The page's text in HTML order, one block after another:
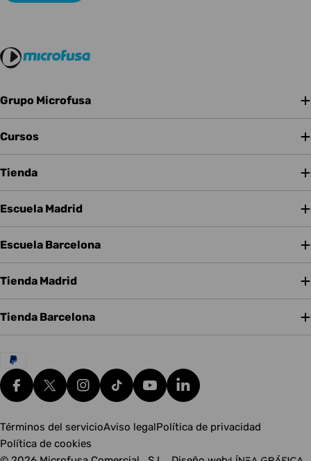
Grupo Microfusa
Cursos
Tienda
Escuela Madrid
Escuela Barcelona
Tienda Madrid
Tienda Barcelona
Métodos
de
pagoFacebookX (Twitter)Instagram
tiktok YouTubeTranslation missing:
Términos del servicioAviso legalPolítica de privacidad
Política de cookies